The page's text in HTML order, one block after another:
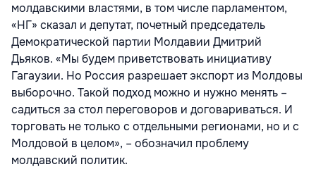
молдавскими властями, в том числе парламентом,
«НГ» сказал и депутат, почетный председатель
Демократической партии Молдавии Дмитрий
Дьяков. «Мы будем приветствовать инициативу
Гагаузии. Но Россия разрешает экспорт из Молдовы
выборочно. Такой подход можно и нужно менять –
садиться за стол переговоров и договариваться. И
торговать не только с отдельными регионами, но и с
Молдовой в целом», – обозначил проблему
молдавский политик.